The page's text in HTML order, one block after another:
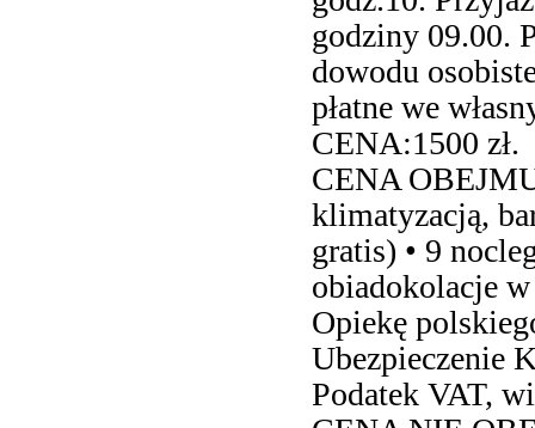
godziny 09.00.
dowodu
płatne we
CENA:1500 zł.
CENA
klimatyzacją,
gratis) • 9
obiadokolacje
Opiekę
Ubezpieczenie
Podatek VAT,